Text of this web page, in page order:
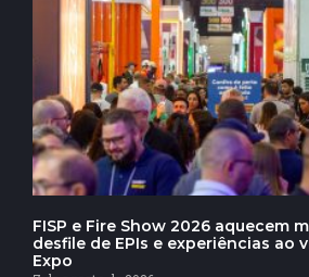
FISP e Fire Show 2026 aquecem
desfile de EPIs e experiências ao
Expo